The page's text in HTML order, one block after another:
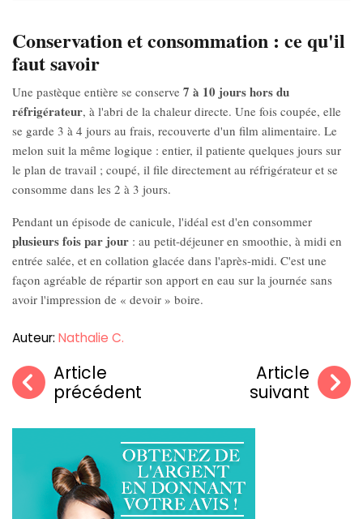
Conservation et consommation : ce qu'il
faut savoir
Une pastèque entière se conserve 7 à 10 jours hors du
réfrigérateur, à l'abri de la chaleur directe. Une fois coupée, elle
se garde 3 à 4 jours au frais, recouverte d'un film alimentaire. Le
melon suit la même logique : entier, il patiente quelques jours sur
le plan de travail ; coupé, il file directement au réfrigérateur et se
consomme dans les 2 à 3 jours.
Pendant un épisode de canicule, l'idéal est d'en consommer
plusieurs fois par jour : au petit-déjeuner en smoothie, à midi en
entrée salée, et en collation glacée dans l'après-midi. C'est une
façon agréable de répartir son apport en eau sur la journée sans
avoir l'impression de « devoir » boire.
Auteur: Nathalie C.
Article
précédent
Article
suivant